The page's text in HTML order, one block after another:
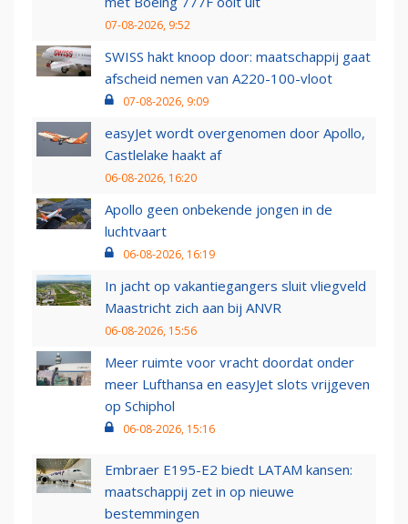
07-08-2026, 9:52
SWISS hakt knoop door: maatschappij gaat
afscheid nemen van A220-100-vloot
07-08-2026, 9:09
easyJet wordt overgenomen door Apollo,
Castlelake haakt af
06-08-2026, 16:20
Apollo geen onbekende jongen in de
luchtvaart
06-08-2026, 16:19
In jacht op vakantiegangers sluit vliegveld
Maastricht zich aan bij ANVR
06-08-2026, 15:56
Meer ruimte voor vracht doordat onder
meer Lufthansa en easyJet slots vrijgeven
op Schiphol
06-08-2026, 15:16
Embraer E195-E2 biedt LATAM kansen:
maatschappij zet in op nieuwe
bestemmingen